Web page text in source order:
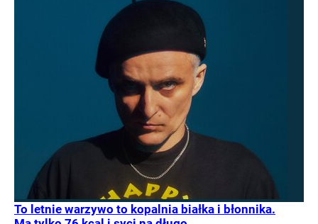
To letnie warzywo to kopalnia białka i błonnika.